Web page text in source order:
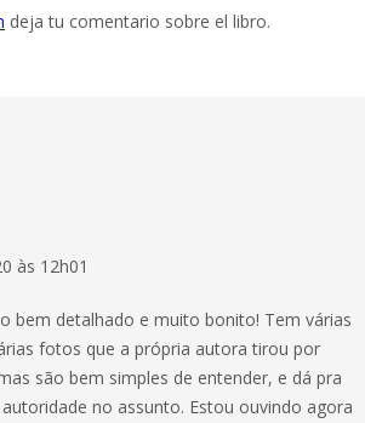
deja tu comentario sobre el libro.
às 12h01
bem detalhado e muito bonito! Tem várias
fotos que a própria autora tirou por
são bem simples de entender, e dá pra
no assunto. Estou ouvindo agora